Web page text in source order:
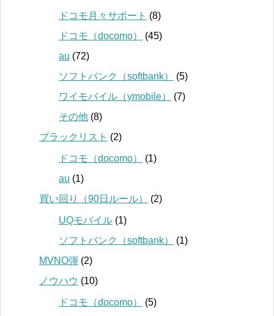
ドコモ月々サポート (8)
ドコモ（docomo）
(45)
au (72)
ソフトバンク（softbank）
(5)
ワイモバイル（ymobile）
(7)
その他 (8)
ブラックリスト (2)
ドコモ（docomo）
(1)
au (1)
買い回り（90日ルール）
(2)
UQモバイル (1)
ソフトバンク（softbank）
(1)
MVNO弾 (2)
ノウハウ (10)
ドコモ（docomo）
(5)